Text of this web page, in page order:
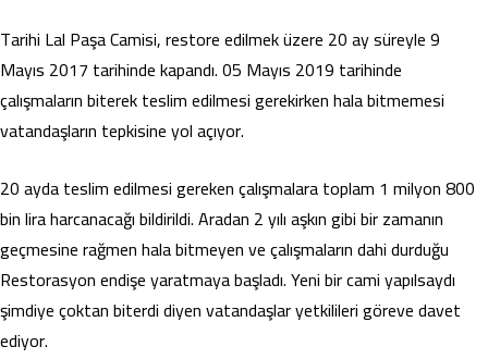
Tarihi Lal Paşa Camisi, restore edilmek üzere 20 ay süreyle 9
Mayıs 2017 tarihinde kapandı. 05 Mayıs 2019 tarihinde
çalışmaların biterek teslim edilmesi gerekirken hala bitmemesi
vatandaşların tepkisine yol açıyor.
20 ayda teslim edilmesi gereken çalışmalara toplam 1 milyon 800
bin lira harcanacağı bildirildi. Aradan 2 yılı aşkın gibi bir zamanın
geçmesine rağmen hala bitmeyen ve çalışmaların dahi durduğu
Restorasyon endişe yaratmaya başladı. Yeni bir cami yapılsaydı
şimdiye çoktan biterdi diyen vatandaşlar yetkilileri göreve davet
ediyor.